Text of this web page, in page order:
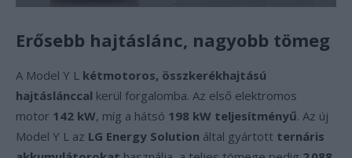
Erősebb hajtáslánc, nagyobb tömeg
A Model Y L kétmotoros, összkerékhajtású
hajtáslánccal kerül forgalomba. Az első elektromos
motor 142 kW, míg a hátsó 198 kW teljesítményű. Az új
Model Y L az LG Energy Solution által gyártott ternáris